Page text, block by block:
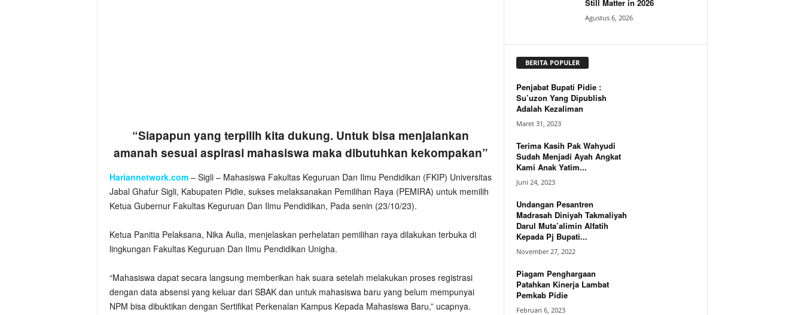
“Siapapun yang terpilih kita dukung. Untuk bisa menjalankan
amanah sesuai aspirasi mahasiswa maka dibutuhkan kekompakan”
Hariannetwork.com– Sigli – Mahasiswa Fakultas Keguruan Dan Ilmu Pendidikan (FKIP) Universitas
Jabal Ghafur Sigli, Kabupaten Pidie, sukses melaksanakan Pemilihan Raya (PEMIRA) untuk memilih
Ketua Gubernur Fakultas Keguruan Dan Ilmu Pendidikan, Pada senin (23/10/23).
Ketua Panitia Pelaksana, Nika Aulia, menjelaskan perhelatan pemilihan raya dilakukan terbuka di
lingkungan Fakultas Keguruan Dan Ilmu Pendidikan Unigha.
“Mahasiswa dapat secara langsung memberikan hak suara setelah melakukan proses registrasi
dengan data absensi yang keluar dari SBAK dan untuk mahasiswa baru yang belum mempunyai
NPM bisa dibuktikan dengan Sertifikat Perkenalan Kampus Kepada Mahasiswa Baru,” ucapnya.
Still Matter in 2026
Agustus 6, 2026
BERITA POPULER
Penjabat Bupati Pidie :
Su’uzon Yang Dipublish
Adalah Kezaliman
Maret 31, 2023
Terima Kasih Pak Wahyudi
Sudah Menjadi Ayah Angkat
Kami Anak Yatim...
Juni 24, 2023
Undangan Pesantren
Madrasah Diniyah Takmaliyah
Darul Muta’alimin Alfatih
Kepada Pj Bupati...
November 27, 2022
Piagam Penghargaan
Patahkan Kinerja Lambat
Pemkab Pidie
Februari 6, 2023